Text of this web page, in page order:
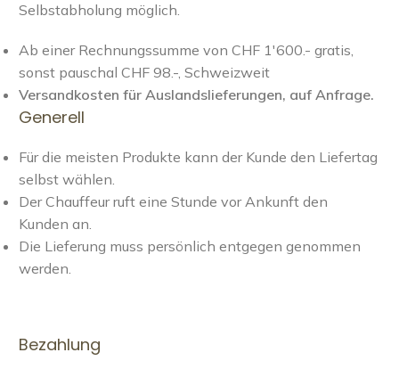
Selbstabholung möglich.
Ab einer Rechnungssumme von CHF 1'600.- gratis,
sonst pauschal CHF 98.-, Schweizweit
Versandkosten für Auslandslieferungen, auf Anfrage.
Generell
Für die meisten Produkte kann der Kunde den Liefertag
selbst wählen.
Der Chauffeur ruft eine Stunde vor Ankunft den
Kunden an.
Die Lieferung muss persönlich entgegen genommen
werden.
Bezahlung